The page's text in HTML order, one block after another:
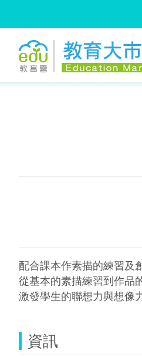
配合課本作素描的練習及
從基本的素描練習到作品
激發學生的聯想力與想像力
資訊